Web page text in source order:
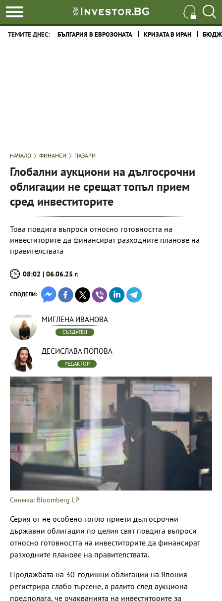
ТЕМИТЕ ДНЕС: БЪЛГАРИЯ В ЕВРОЗОНАТА КРИЗАТА В ИРАН
НАЧАЛО ФИНАНСИ ПАЗАРИ
Глобални аукциони на дългосрочни
облигации не срещат топъл прием
сред инвеститорите
Това повдига въпроси относно готовността на
инвеститорите да финансират разходните планове на
правителствата
08:02 | 06.06.25 г.
СПОДЕЛИ:
МИГЛЕНА ИВАНОВА
СЪЗДАТЕЛ
ДЕСИСЛАВА ПОПОВА
РЕДАКТОР
Снимка: Bloomberg LP
Серия от не особено топло приети дългосрочни
държавни облигации по целия свят повдига въпроси
относно готовността на инвеститорите да финансират
разходните планове на правителствата.
Продажбата на 30-годишни облигации на Япония
регистрира слабо търсене, а ралито след аукциона
предполага, че очакванията на инвеститорите за